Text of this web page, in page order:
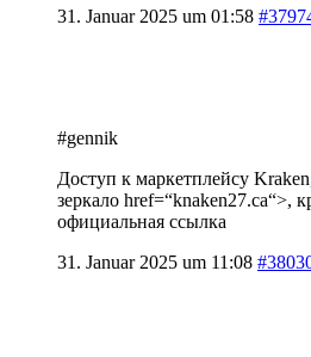
31. Januar 2025 um 01:58
#gennik
Доступ к маркетплейсу Kraken
зеркало href=“knaken27.ca“>,
официальная ссылка
31. Januar 2025 um 11:08